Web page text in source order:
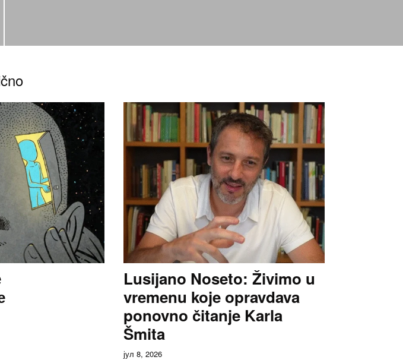
Lusijano Noseto: Živimo u
vremenu koje opravdava
ponovno čitanje Karla
Šmita
јул 8, 2026